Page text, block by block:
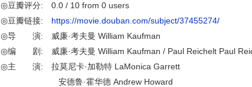
◎豆瓣评分: 0.0 / 10 from 0 users
◎豆瓣链接: https://movie.douban.com/subject/37455274/
◎导 演: 威廉·考夫曼 William Kaufman
◎编 剧: 威廉·考夫曼 William Kaufman / Paul Reichelt Paul
◎主 演: 拉莫尼卡·加勒特 LaMonica Garrett
安德鲁·霍华德 Andrew Howard